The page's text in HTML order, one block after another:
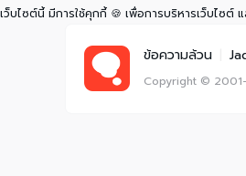
เว็บไซต์นี้ มีการใช้คุกกี้ 🍪 เพื่อการบริหารเว็บไซต์
ข้อความล้วน
Copyright ©